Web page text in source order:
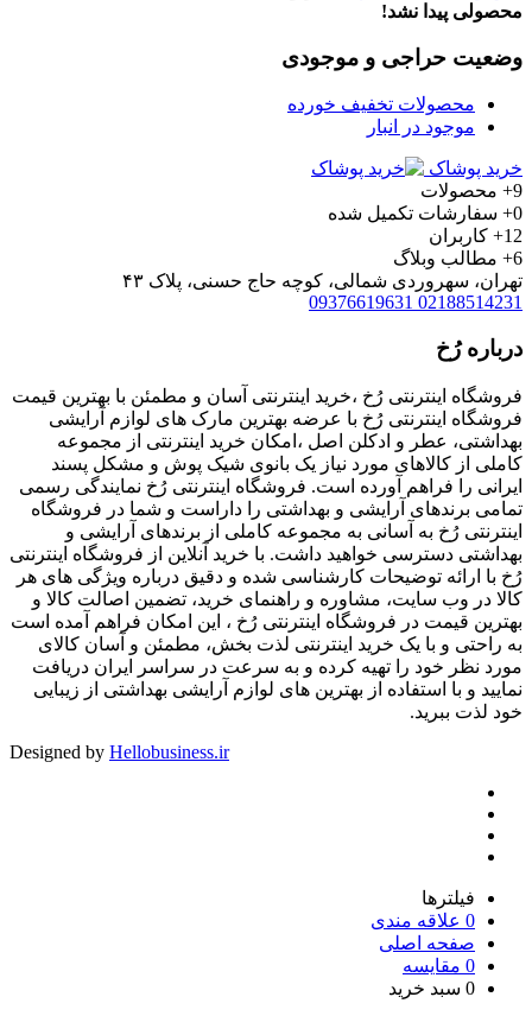
محصولی پیدا نشد!
وضعیت حراجی و موجودی
محصولات تخفیف خورده
موجود در انبار
خرید پوشاک
9+
محصولات
0+
سفارشات تکمیل شده
12+
کاربران
6+
مطالب وبلاگ
تهران، سهروردی شمالی، کوچه حاج حسنی، پلاک ۴۳
02188514231
09376619631
درباره رُخ
فروشگاه اینترنتی رُخ ،خرید اینترنتی آسان و مطمئن با بهترین قیمت
فروشگاه اینترنتی رُخ با عرضه بهترین مارک های لوازم آرایشی
بهداشتی، عطر و ادکلن اصل ،امکان خرید اینترنتی از مجموعه
کاملی از کالاهای مورد نیاز یک بانوی شیک پوش و مشکل پسند
ایرانی را فراهم آورده است. فروشگاه اینترنتی رُخ نمایندگی رسمی
تمامی برندهای آرایشی و بهداشتی را داراست و شما در فروشگاه
اینترنتی رُخ به آسانی به مجموعه کاملی از برندهای آرایشی و
بهداشتی دسترسی خواهید داشت. با خرید آنلاین از فروشگاه اینترنتی
رُخ با ارائه توضیحات کارشناسی شده و دقیق درباره ویژگی های هر
کالا در وب سایت، مشاوره و راهنمای خرید، تضمین اصالت کالا و
بهترین قیمت در فروشگاه اینترنتی رُخ ، این امکان فراهم آمده است
به راحتی و با یک خرید اینترنتی لذت بخش، مطمئن و آسان کالای
مورد نظر خود را تهیه کرده و به سرعت در سراسر ایران دریافت
نمایید و با استفاده از بهترین های لوازم آرایشی بهداشتی از زیبایی
خود لذت ببرید.
Designed by Hellobusiness.ir
فیلترها
0 علاقه مندی
صفحه اصلی
0 مقایسه
0 سبد خرید